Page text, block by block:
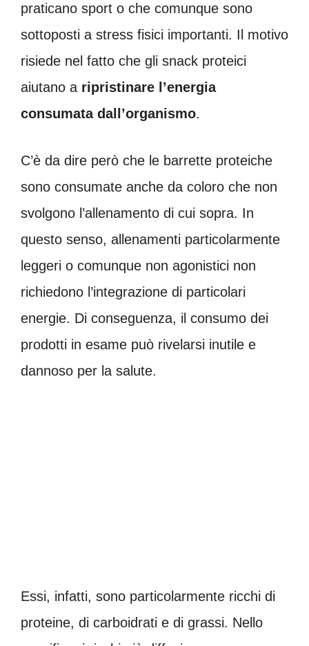
praticano sport o che comunque sono
sottoposti a stress fisici importanti. Il motivo
risiede nel fatto che gli snack proteici
aiutano a ripristinare l’energia
consumata dall’organismo.
C’è da dire però che le barrette proteiche
sono consumate anche da coloro che non
svolgono l’allenamento di cui sopra. In
questo senso, allenamenti particolarmente
leggeri o comunque non agonistici non
richiedono l’integrazione di particolari
energie. Di conseguenza, il consumo dei
prodotti in esame può rivelarsi inutile e
dannoso per la salute.
Essi, infatti, sono particolarmente ricchi di
proteine, di carboidrati e di grassi. Nello